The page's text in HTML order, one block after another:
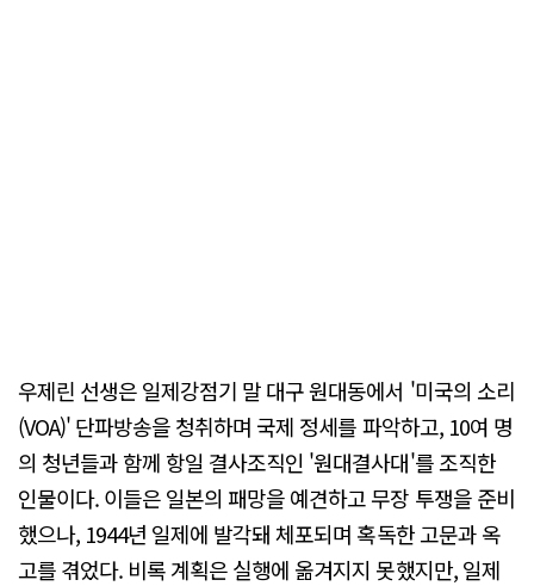
우제린 선생은 일제강점기 말 대구 원대동에서 '미국의 소리
(VOA)' 단파방송을 청취하며 국제 정세를 파악하고, 10여 명
의 청년들과 함께 항일 결사조직인 '원대결사대'를 조직한
인물이다. 이들은 일본의 패망을 예견하고 무장 투쟁을 준비
했으나, 1944년 일제에 발각돼 체포되며 혹독한 고문과 옥
고를 겪었다. 비록 계획은 실행에 옮겨지지 못했지만, 일제